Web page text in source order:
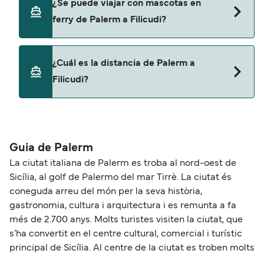
¿Se puede viajar con mascotas en
ferry de Palerm a Filicudi?
ferry. Puede que necesites el pasaporte de tus
mascotas y otros documentos. Actualmente
puedes viajar con mascotas con:
¿Cuál es la distancia de Palerm a
Filicudi?
Guia de Palerm
La ciutat italiana de Palerm es troba al nord-oest de
Sicília, al golf de Palermo del mar Tirrè. La ciutat és
coneguda arreu del món per la seva història,
gastronomia, cultura i arquitectura i es remunta a fa
més de 2.700 anys. Molts turistes visiten la ciutat, que
s’ha convertit en el centre cultural, comercial i turístic
principal de Sicília. Al centre de la ciutat es troben molts